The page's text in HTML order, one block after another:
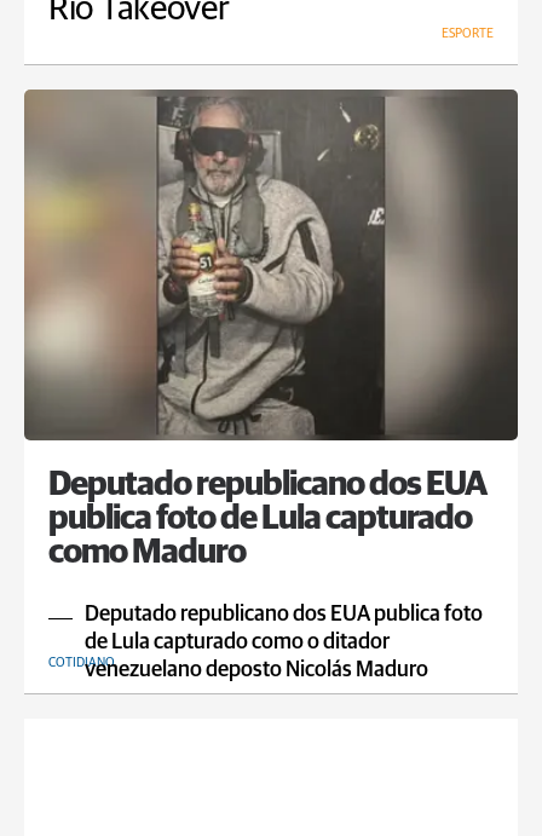
Rio Takeover
ESPORTE
Deputado republicano dos EUA
publica foto de Lula capturado
como Maduro
Deputado republicano dos EUA publica foto
de Lula capturado como o ditador
venezuelano deposto Nicolás Maduro
COTIDIANO